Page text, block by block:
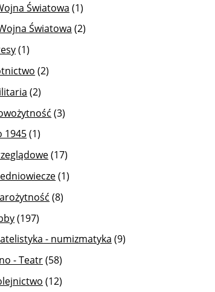
Światowa (1)
Światowa (2)
(1)
(2)
(2)
(3)
1945(1)
(17)
(1)
(8)
(197)
- numizmatyka (9)
- Teatr(58)
(12)